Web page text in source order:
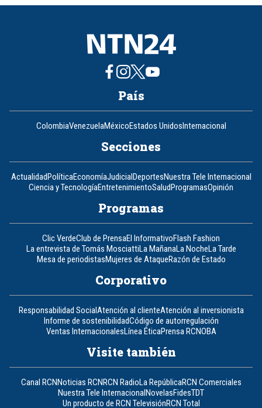
8
País
ColombiaVenezuelaMéxicoEstados UnidosInternacional
Secciones
ActualidadPolíticaEconomíaJudicialDeportesNuestra Tele Internacional
Ciencia y TecnologíaEntretenimientoSaludProgramasOpinión
Programas
Clic VerdeClub de PrensaEl InformativoFlash Fashion
La entrevista de Tomás MosciattiLa MañanaLa NocheLa Tarde
Mesa de periodistasMujeres de AtaqueRazón de Estado
Corporativo
Responsabilidad SocialAtención al clienteAtención al inversionista
Informe de sostenibilidadCódigo de autorregulación
Ventas InternacionalesLínea ÉticaPrensa RCNOBA
Visite también
Canal RCNNoticias RCNRCN RadioLa RepúblicaRCN Comerciales
Nuestra Tele InternacionalNovelasFidesTDT
Un producto de RCN TelevisiónRCN Total